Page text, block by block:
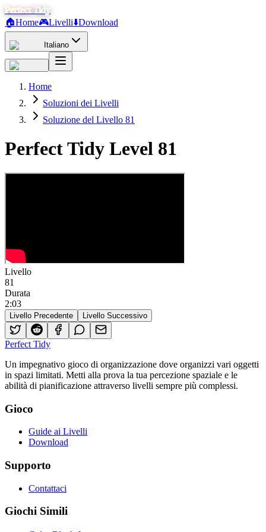
Perfect Tidy
🏠Home🎮Livelli⬇️Download
Italiano
Home
Soluzioni dei Livelli
Soluzione del Livello 81
Perfect Tidy Level 81
Livello
81
Durata
2:03
Livello Precedente Livello Successivo
Perfect Tidy
Un impegnativo gioco di organizzazione dove organizzi vari oggetti
in spazi limitati. Metti alla prova la tua percezione spaziale e le
abilità di pianificazione attraverso livelli sempre più complessi.
Gioco
Guide ai Livelli
Download
Supporto
Contattaci
Giochi Simili